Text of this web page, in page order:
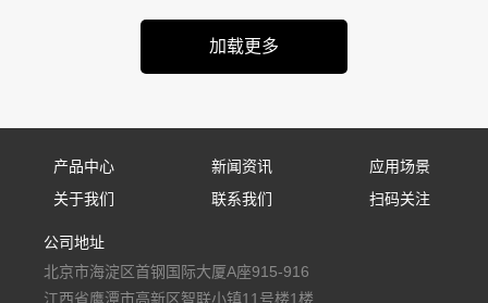
产品中心
固定式防御设备
手持式防御设备
便携式防御设备
新闻资讯
公司新闻
媒体报道
应用场景
应用场景
关于我们
公司简介
联系我们 扫码关注
公司地址
北京市海淀区首钢国际大厦A座915-916
江西省鹰潭市高新区智联小镇11号楼1楼